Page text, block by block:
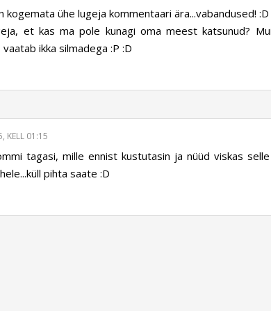
kogemata ühe lugeja kommentaari ära...vabandused! :D
et kas ma pole kunagi oma meest katsunud?
ikka silmadega :P :D
KELL 01:15
tagasi, mille ennist kustutasin ja nüüd viskas
pihta saate :D